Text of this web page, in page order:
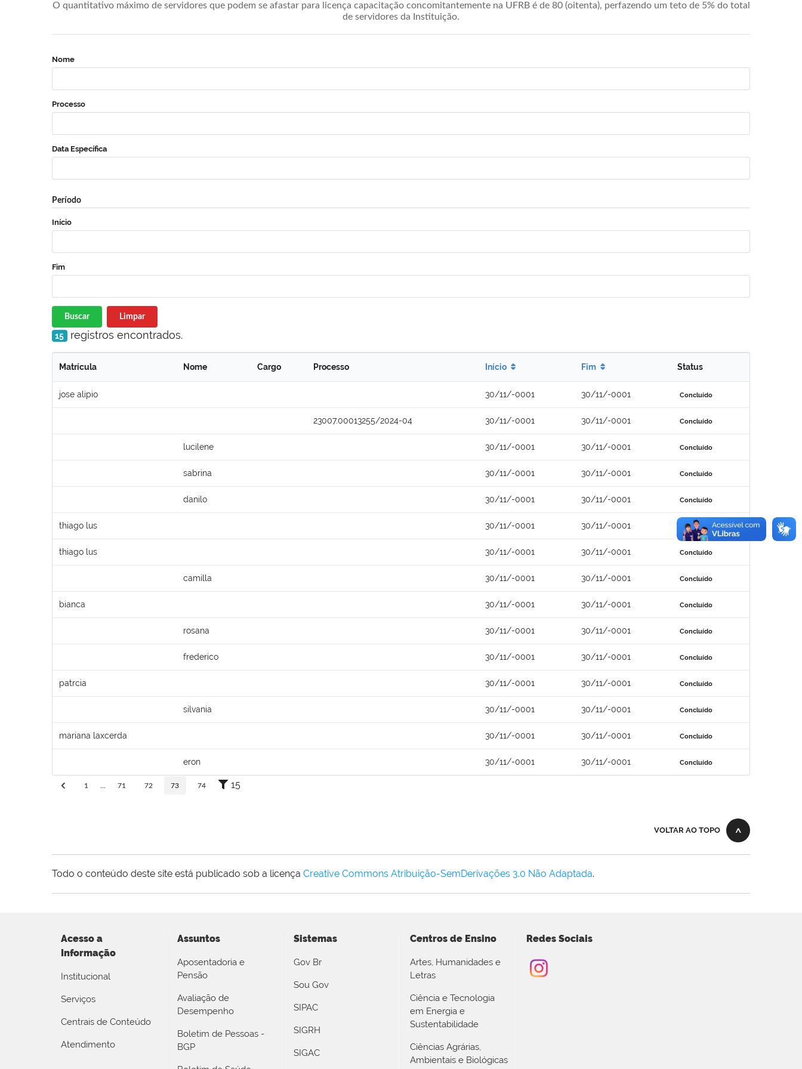
O quantitativo máximo de servidores que podem se afastar para licença capacitação concomitantemente na UFRB é de 80 (oitenta), perfazendo um teto de 5% do total
de servidores da Instituição.
Nome
Processo
Data Específica
Período
Início
Fim
Buscar Limpar
15 registros encontrados.
Matrícula Nome Cargo Processo Início Fim Status
jose alipio 30/11/-0001 30/11/-0001 Concluído
23007.00013255/2024-04 30/11/-0001 30/11/-0001 Concluído
lucilene 30/11/-0001 30/11/-0001 Concluído
sabrina 30/11/-0001 30/11/-0001 Concluído
danilo 30/11/-0001 30/11/-0001 Concluído
thiago lus 30/11/-0001 30/11/-0001 Concluído
thiago lus 30/11/-0001 30/11/-0001 Concluído
camilla 30/11/-0001 30/11/-0001 Concluído
bianca 30/11/-0001 30/11/-0001 Concluído
rosana 30/11/-0001 30/11/-0001 Concluído
frederico 30/11/-0001 30/11/-0001 Concluído
patrcia 30/11/-0001 30/11/-0001 Concluído
silvania 30/11/-0001 30/11/-0001 Concluído
mariana laxcerda 30/11/-0001 30/11/-0001 Concluído
eron 30/11/-0001 30/11/-0001 Concluído
1 71 72 73 74 15
VOLTAR AO TOPO
Todo o conteúdo deste site está publicado sob a licença Creative Commons Atribuição-SemDerivações 3.0 Não Adaptada.
Acesso a
Informação
Institucional
Serviços
Centrais de Conteúdo
Atendimento
Assuntos
Aposentadoria e
Pensão
Avaliação de
Desempenho
Boletim de Pessoas -
BGP
Sistemas
Gov Br
Sou Gov
SIPAC
SIGRH
SIGAC
Centros de Ensino
Artes, Humanidades e
Letras
Ciência e Tecnologia
em Energia e
Sustentabilidade
Ciências Agrárias,
Ambientais e Biológicas
Redes Sociais